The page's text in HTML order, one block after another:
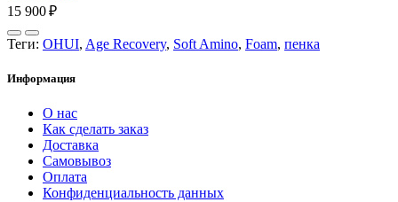
15 900 ₽
Теги: OHUI, Age Recovery, Soft Amino, Foam, пенка
Информация
О нас
Как сделать заказ
Доставка
Самовывоз
Оплата
Конфиденциальность данных